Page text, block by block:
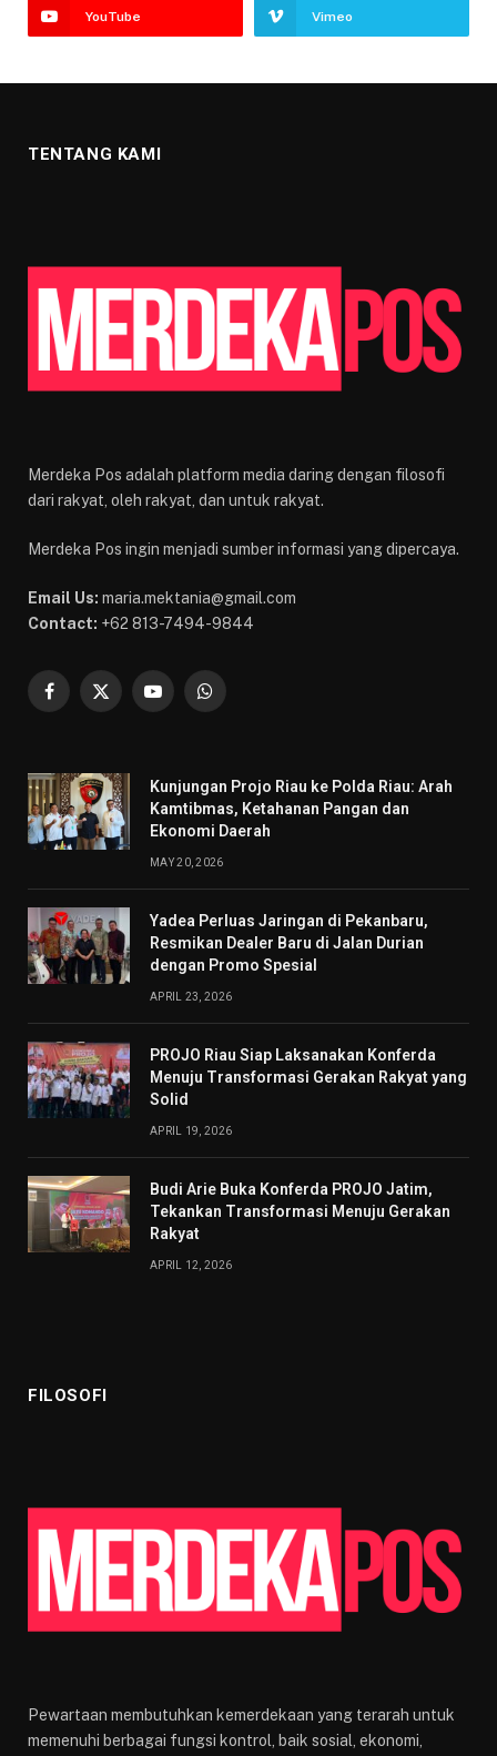
YouTube Vimeo
TENTANG KAMI
Merdeka Pos adalah platform media daring dengan filosofi
dari rakyat, oleh rakyat, dan untuk rakyat.
Merdeka Pos ingin menjadi sumber informasi yang dipercaya.
Email Us: maria.mektania@gmail.com
Contact: +62 813-7494-9844
Facebook
X
YouTubeWhatsApp
Kunjungan Projo Riau ke Polda Riau: Arah
Kamtibmas, Ketahanan Pangan dan
Ekonomi Daerah
MAY 20, 2026
Yadea Perluas Jaringan di Pekanbaru,
Resmikan Dealer Baru di Jalan Durian
dengan Promo Spesial
APRIL 23, 2026
PROJO Riau Siap Laksanakan Konferda
Menuju Transformasi Gerakan Rakyat yang
Solid
APRIL 19, 2026
Budi Arie Buka Konferda PROJO Jatim,
Tekankan Transformasi Menuju Gerakan
Rakyat
APRIL 12, 2026
FILOSOFI
Pewartaan membutuhkan kemerdekaan yang terarah untuk
memenuhi berbagai fungsi kontrol, baik sosial, ekonomi,